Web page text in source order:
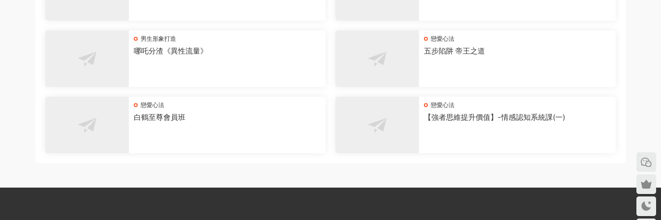
男生形象打造
哪吒分渣《異性流量》
戀愛心法
五步陷阱 帝王之道
戀愛心法
白鶴至尊會員班
戀愛心法
【強者思維提升價值】-情感認知系統課(一)